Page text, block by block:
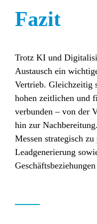
Fazit
Trotz KI und
Austausch ein
Vertrieb. Gleichzeitig
hohen zeitlichen und
verbunden – von der
hin zur
Messen strategisch
Leadgenerierung